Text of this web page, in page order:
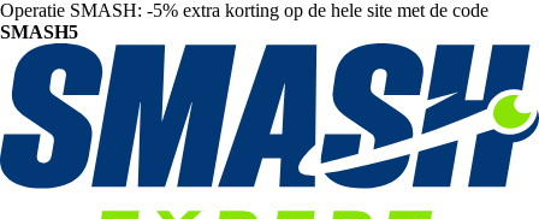
Operatie SMASH: -5% extra korting op de hele site met de code
SMASH5